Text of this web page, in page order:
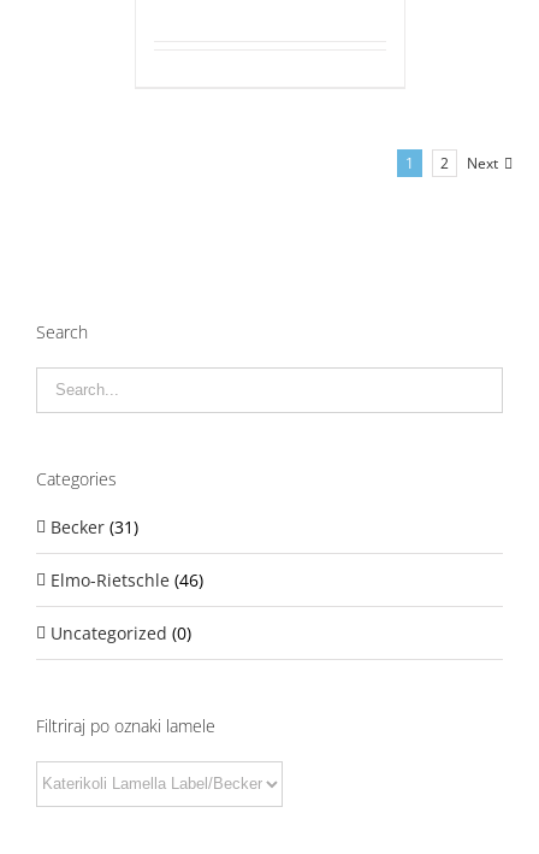
1 2 Next
Search
Categories
Becker (31)
Elmo-Rietschle (46)
Uncategorized (0)
Filtriraj po oznaki lamele